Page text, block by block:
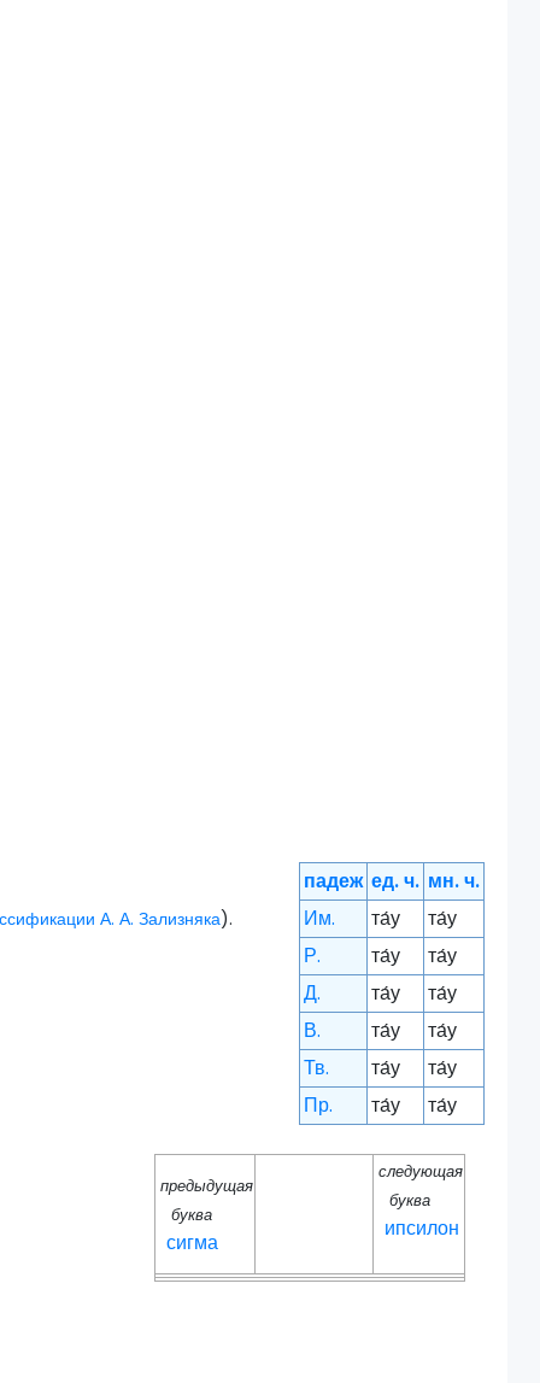
падеж ед. ч. мн. ч.
Им.
та́у
та́у
Р.
та́у
та́у
Д.
та́у
та́у
В.
та́у
та́у
Тв.
та́у
та́у
Пр.
та́у та́у
А. А. Зализняка).
предыдущая
буква
сигма
следующая
буква
ипсилон